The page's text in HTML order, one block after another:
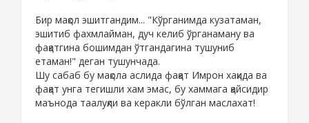
Бир мақол эшитгандим... "Кўрганимда кузатаман,
эшитиб фахмлайман, дуч келиб ўрганаману ва
фақатгина бошимдан ўтгандагина тушуниб
етаман!" деган тушунчада.
Шу сабаб бу мақола аслида фақат Имрон хақида ва
фақат унга тегишли хам эмас, бу хаммага қайсидир
маънода таалуқли ва керакли бўлган маслахат!